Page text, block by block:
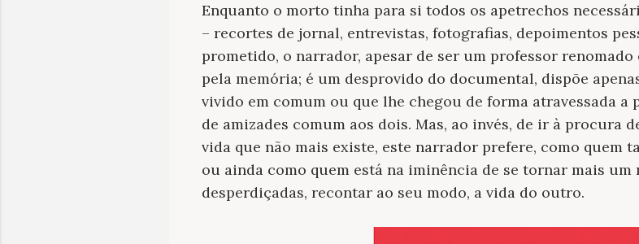
Enquanto o morto tinha para si todos os apetrechos
– recortes de jornal, entrevistas, fotografias, depoimentos
prometido, o narrador, apesar de ser um professor
pela memória; é um desprovido do documental, dispõe
vivido em comum ou que lhe chegou de forma atravessada
de amizades comum aos dois. Mas, ao invés, de ir à procura
vida que não mais existe, este narrador prefere, como quem
ou ainda como quem está na iminência de se tornar mais um
desperdiçadas, recontar ao seu modo, a vida do outro.